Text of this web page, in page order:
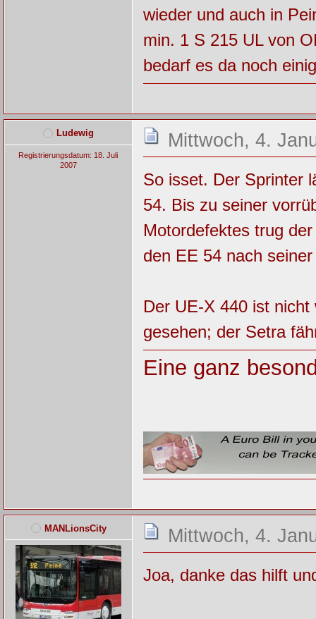
wieder und auch in
min. 1 S 215 UL von
bedarf es da noch
Ludewig
Registrierungsdatum: 18. Juli
2007
Mittwoch, 4.
So isset. Der Sprinter
54. Bis zu seiner
Motordefektes trug
den EE 54 nach
Der UE-X 440 ist
gesehen; der Setra
Eine ganz
MANLionsCity Mittwoch, 4.
Joa, danke das hilft